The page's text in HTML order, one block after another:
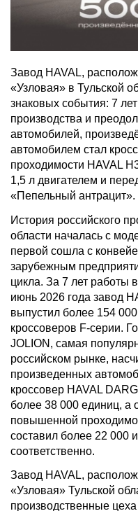
Завод HAVAL,
«Узловая» в Тульской
знаковых события: 7
производства и
автомобилей,
автомобилем стал
проходимости HAVAL
1,5 л двигателем и
«Пепельный антрацит».
История российского
области началась с
первой сошла с
зарубежным
цикла. За 7 лет работы
июнь 2026 года завод
выпустил более 154
кроссоверов F-серии.
JOLION, самая
российском рынке,
произведенных
кроссовер HAVAL
более 38 000 единиц, а
повышенной
составил более 22 000
соответственно.
Завод HAVAL,
«Узловая» Тульской
производственные